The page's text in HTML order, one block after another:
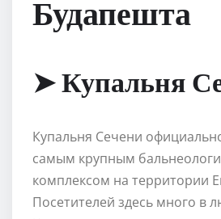
Будапешта
➤ Купальня
Купальня Сечени
самым крупным
комплексом на территории
Посетителей здесь много в